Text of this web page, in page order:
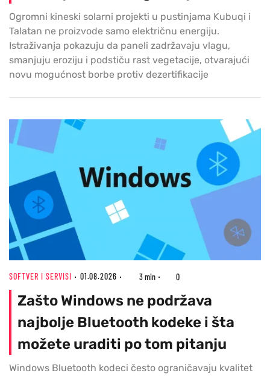
Ogromni kineski solarni projekti u pustinjama Kubuqi i
Talatan ne proizvode samo električnu energiju.
Istraživanja pokazuju da paneli zadržavaju vlagu,
smanjuju eroziju i podstiču rast vegetacije, otvarajući
novu mogućnost borbe protiv dezertifikacije
SOFTVER I SERVISI 01.08.2026 3 min 0
Zašto Windows ne podržava
najbolje Bluetooth kodeke i šta
možete uraditi po tom pitanju
Windows Bluetooth kodeci često ograničavaju kvalitet